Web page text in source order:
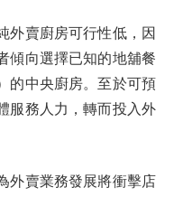
賣廚房可行性低，因
傾向選擇已知的地舖餐
的中央廚房。至於可預
服務人力，轉而投入外
賣業務發展將衝擊店